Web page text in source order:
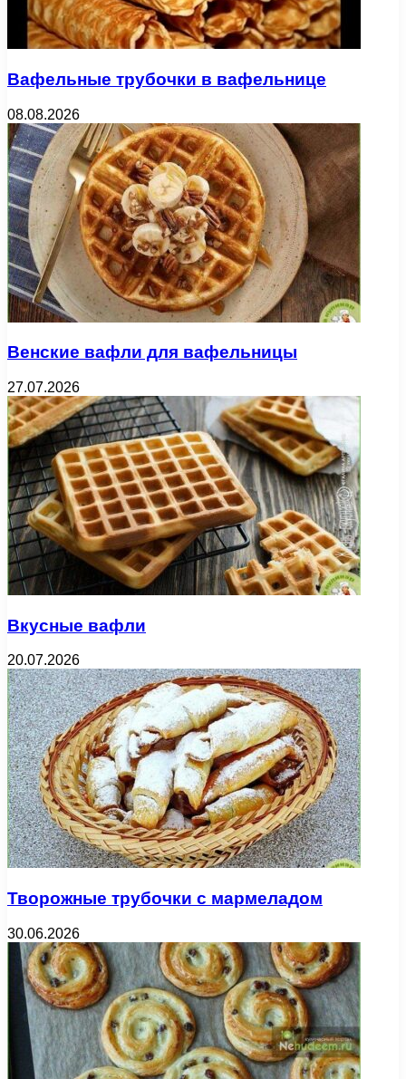
Вафельные трубочки в вафельнице
08.08.2026
Венские вафли для вафельницы
27.07.2026
Вкусные вафли
20.07.2026
Творожные трубочки с мармеладом
30.06.2026